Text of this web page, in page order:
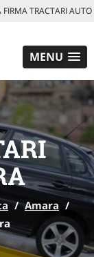
TRACTARI AUTO
MENU
/ Amara /